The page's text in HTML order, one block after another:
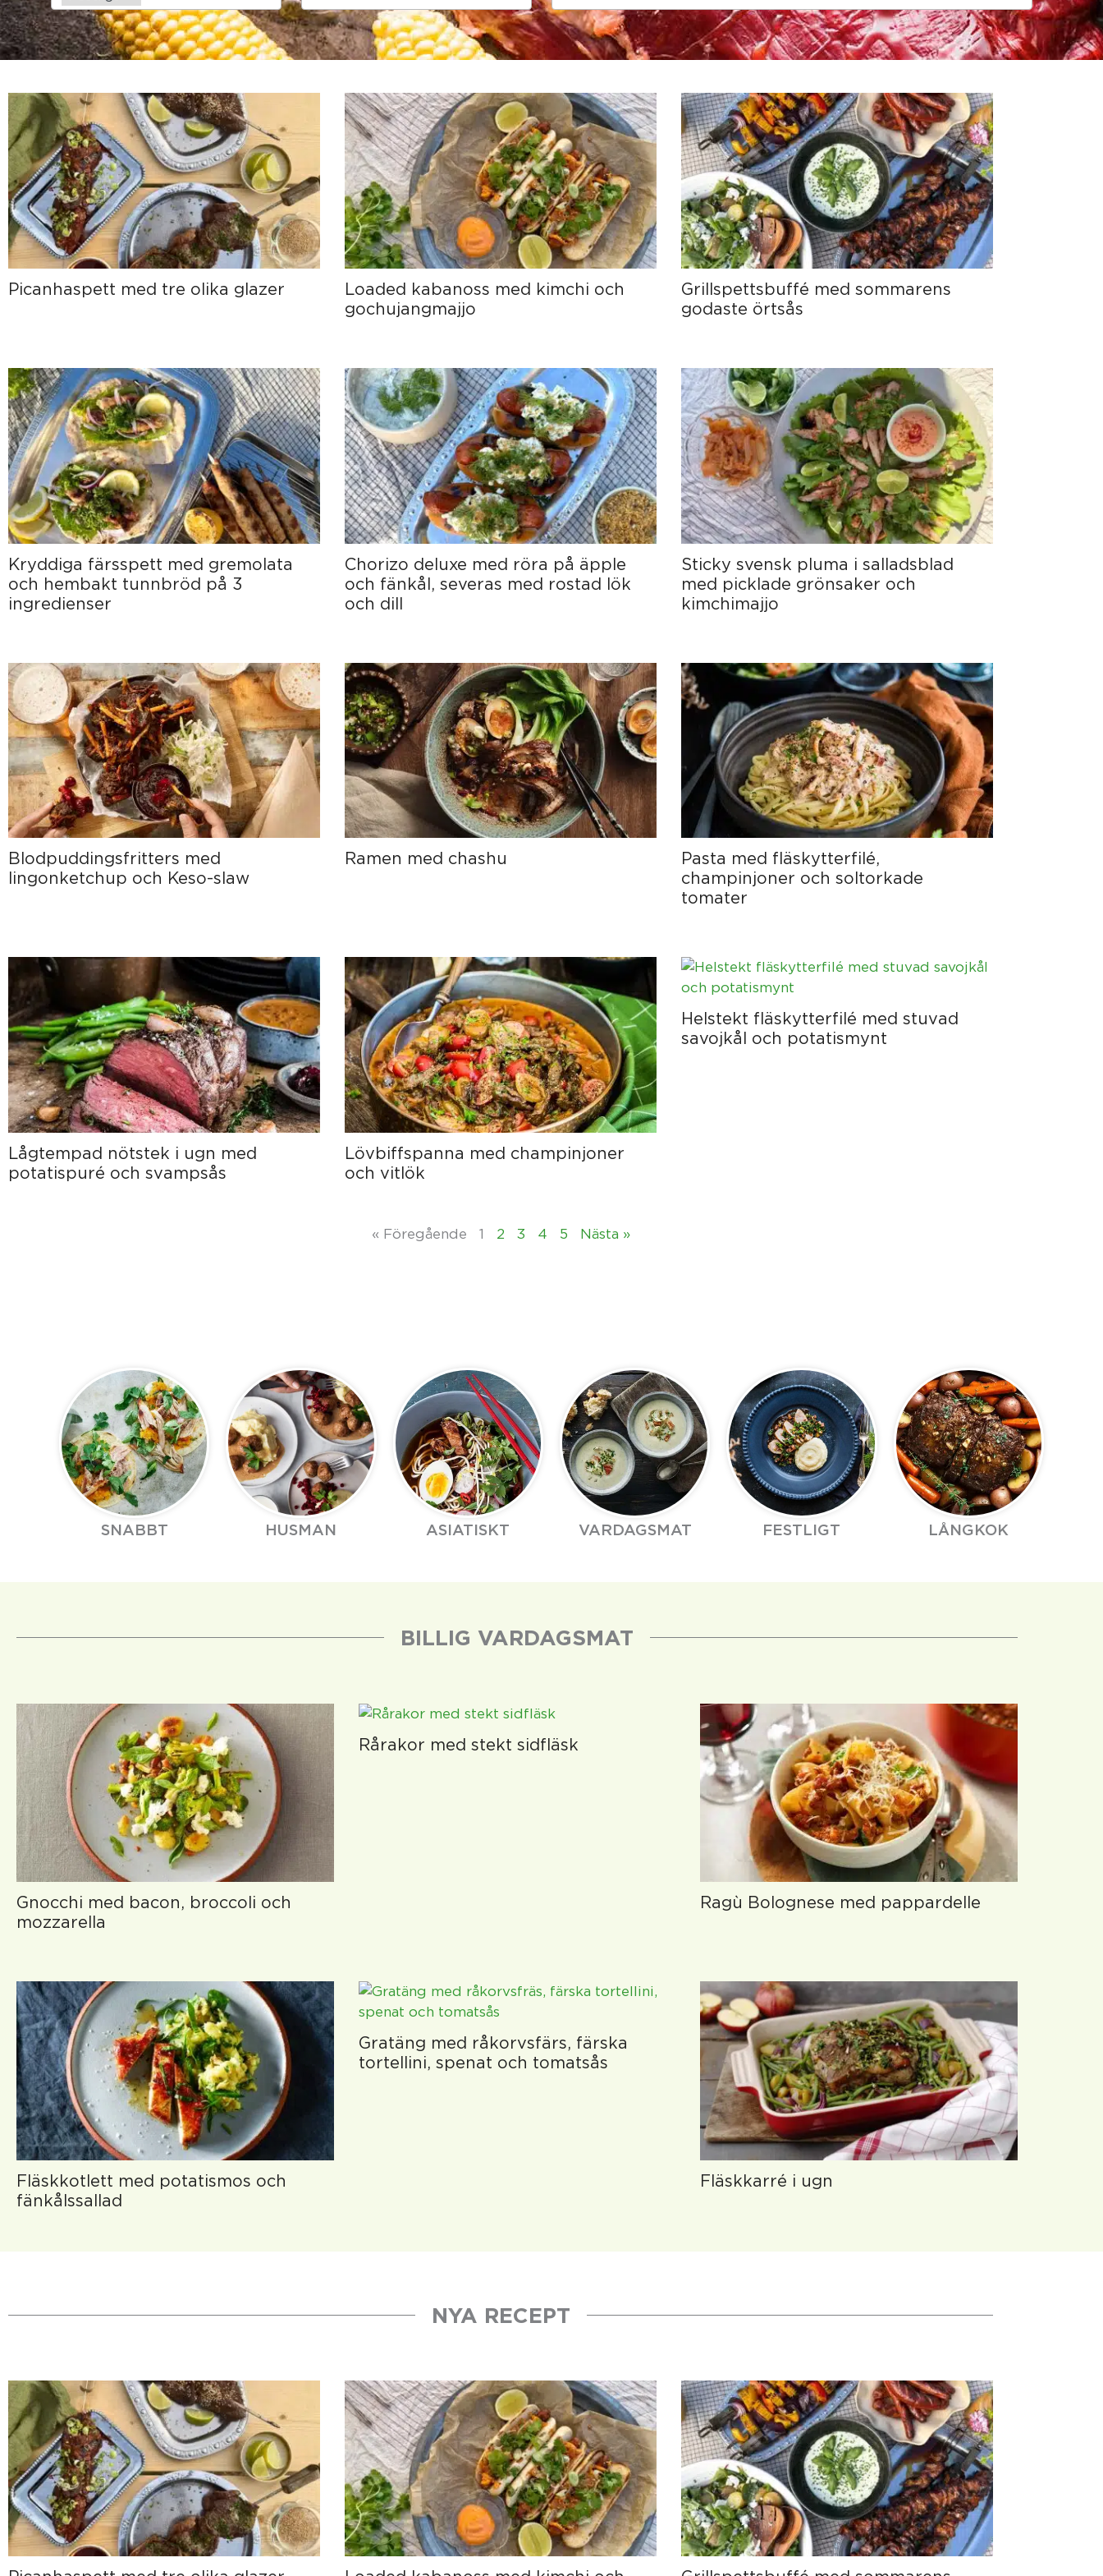
available
available
Picanhaspett med tre olika glazer
Loaded kabanoss med kimchi och
gochujangmajjo
Grillspettsbuffé med sommarens
godaste örtsås
Kryddiga färsspett med gremolata
och hembakt tunnbröd på 3
ingredienser
Chorizo deluxe med röra på äpple
och fänkål, severas med rostad lök
och dill
Sticky svensk pluma i salladsblad
med picklade grönsaker och
kimchimajjo
Blodpuddingsfritters med
lingonketchup och Keso-slaw
Ramen med chashu
Pasta med fläskytterfilé,
champinjoner och soltorkade
tomater
Lågtempad nötstek i ugn med
potatispuré och svampsås
Lövbiffspanna med champinjoner
och vitlök
Helstekt fläskytterfilé med stuvad
savojkål och potatismynt
« Föregående 1 2 3 4 5 Nästa »
SNABBT HUSMAN ASIATISKT VARDAGSMAT FESTLIGT LÅNGKOK
BILLIG VARDAGSMAT
Gnocchi med bacon, broccoli och
mozzarella
Rårakor med stekt sidfläsk
Ragù Bolognese med pappardelle
Fläskkotlett med potatismos och
fänkålssallad
Gratäng med råkorvsfärs, färska
tortellini, spenat och tomatsås
Fläskkarré i ugn
NYA RECEPT
SidaSidaSidaSidaSida